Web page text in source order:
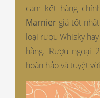
cam kết hàng
Marnier giá tốt
loại rượu Whisky
hàng. Rượu ngoại
hoàn hảo và tuyệt